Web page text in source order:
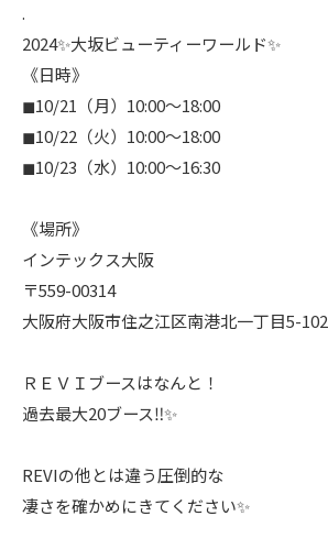
.
2024✨大坂ビューティーワールド✨
《日時》
◼︎10/21（月）10:00〜18:00
◼︎10/22（火）10:00〜18:00
◼︎10/23（水）10:00〜16:30
《場所》
インテックス大阪
〒559-00314
大阪府大阪市住之江区南港北一丁目5-102
ＲＥＶＩブースはなんと！
過去最大20ブース‼︎✨
REVIの他とは違う圧倒的な
凄さを確かめにきてください✨